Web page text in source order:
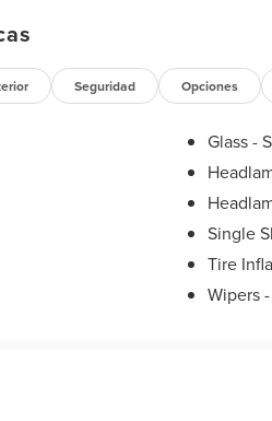
4, Tachometer, Telescoping
wipers, Vinyl Front Bucket
Seguridad Opciones
Glass -
Single
Tire
Wipers